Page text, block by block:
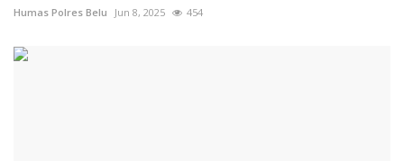
Humas Polres Belu Jun 8, 2025 454